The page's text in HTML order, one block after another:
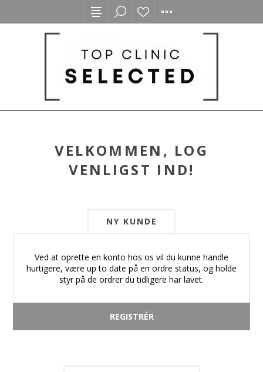
VELKOMMEN, LOG
VENLIGST IND!
NY KUNDE
Ved at oprette en konto hos os vil du kunne handle
hurtigere, være up to date på en ordre status, og holde
styr på de ordrer du tidligere har lavet.